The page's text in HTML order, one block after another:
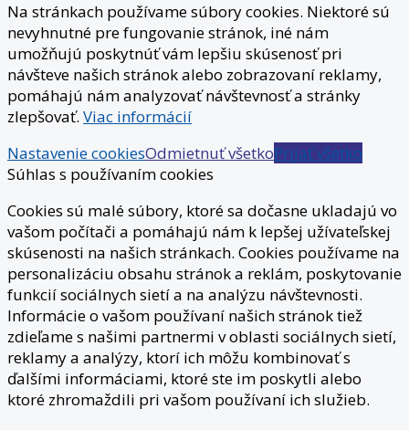
Na stránkach používame súbory cookies. Niektoré sú
nevyhnutné pre fungovanie stránok, iné nám
umožňujú poskytnúť vám lepšiu skúsenosť pri
návšteve našich stránok alebo zobrazovaní reklamy,
pomáhajú nám analyzovať návštevnosť a stránky
zlepšovať. Viac informácií
Nastavenie cookiesOdmietnuť všetkoPrijať všetko
Súhlas s používaním cookies
Cookies sú malé súbory, ktoré sa dočasne ukladajú vo
vašom počítači a pomáhajú nám k lepšej užívateľskej
skúsenosti na našich stránkach. Cookies používame na
personalizáciu obsahu stránok a reklám, poskytovanie
funkcií sociálnych sietí a na analýzu návštevnosti.
Informácie o vašom používaní našich stránok tiež
zdieľame s našimi partnermi v oblasti sociálnych sietí,
reklamy a analýzy, ktorí ich môžu kombinovať s
ďalšími informáciami, ktoré ste im poskytli alebo
ktoré zhromaždili pri vašom používaní ich služieb.